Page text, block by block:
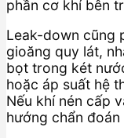
phần cơ khí bên
Leak-down cũng
gioăng quy lát,
bọt trong két
hoặc áp suất hệ
Nếu khí nén cấp
hướng chẩn